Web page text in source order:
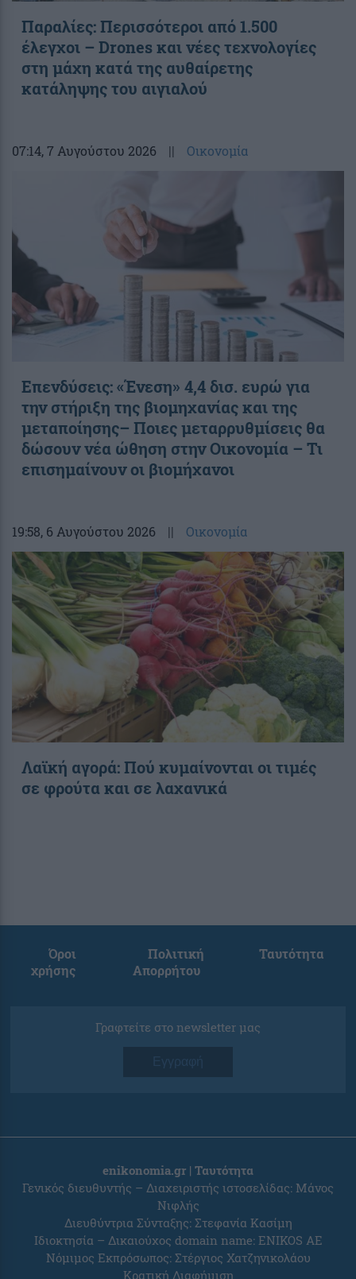
Παραλίες: Περισσότεροι από 1.500
έλεγχοι – Drones και νέες τεχνολογίες
στη μάχη κατά της αυθαίρετης
κατάληψης του αιγιαλού
07:14, 7 Αυγούστου 2026 || Οικονομία
Επενδύσεις: «Ένεση» 4,4 δισ. ευρώ για
την στήριξη της βιομηχανίας και της
μεταποίησης– Ποιες μεταρρυθμίσεις θα
δώσουν νέα ώθηση στην Οικονομία – Τι
επισημαίνουν οι βιομήχανοι
19:58, 6 Αυγούστου 2026 || Οικονομία
Λαϊκή αγορά: Πού κυμαίνονται οι τιμές
σε φρούτα και σε λαχανικά
Όροι
χρήσης
Πολιτική
Απορρήτου
Ταυτότητα
Γραφτείτε στο newsletter μας
Εγγραφή
enikonomia.gr | Ταυτότητα
Γενικός διευθυντής – Διαχειριστής ιστοσελίδας: Μάνος
Νιφλής
Διευθύντρια Σύνταξης: Στεφανία Κασίμη
Ιδιοκτησία – Δικαιούχος domain name: ENIKOS AE
Νόμιμος Εκπρόσωπος: Στέργιος Χατζηνικολάου
Κρατική Διαφήμιση